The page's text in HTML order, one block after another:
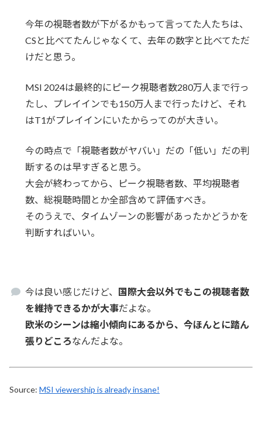
今年の視聴者数が下がるかもって言ってた人たちは、
CSと比べてたんじゃなくて、去年の数字と比べてただ
けだと思う。
MSI 2024は最終的にピーク視聴者数280万人まで行っ
たし、プレイインでも150万人まで行ったけど、それ
はT1がプレイインにいたからってのが大きい。
今の時点で「視聴者数がヤバい」だの「低い」だの判
断するのは早すぎると思う。
大会が終わってから、ピーク視聴者数、平均視聴者
数、総視聴時間とか全部含めて評価すべき。
そのうえで、タイムゾーンの影響があったかどうかを
判断すればいい。
今は良い感じだけど、 国際大会以外でもこの視聴者数
を維持できるかが大事だよな。
欧米のシーンは縮小傾向にあるから、今ほんとに踏ん
張りどころなんだよな。
Source: MSI viewership is already insane!